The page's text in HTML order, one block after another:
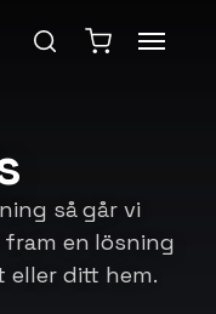
så går vi
en lösning
eller ditt hem.